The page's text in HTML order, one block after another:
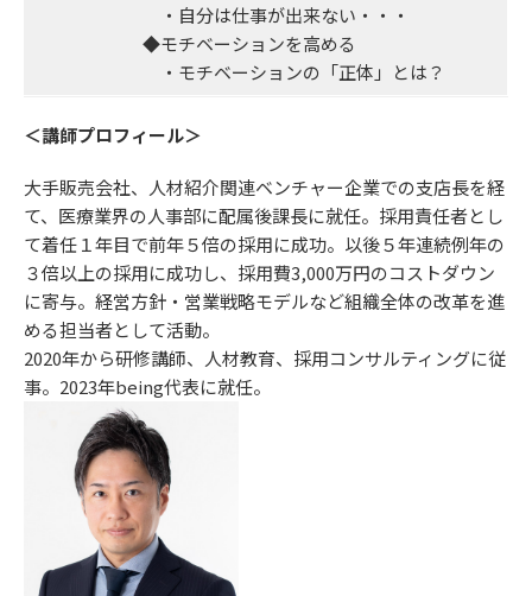
コラム
コンセプト
・自分は仕事が出来ない・・・
◆モチベーションを高める
・モチベーションの「正体」とは？
＜講師プロフィール＞
大手販売会社、人材紹介関連ベンチャー企業での支店長を経
て、医療業界の人事部に配属後課長に就任。採用責任者とし
て着任１年目で前年５倍の採用に成功。以後５年連続例年の
３倍以上の採用に成功し、採用費3,000万円のコストダウン
に寄与。経営方針・営業戦略モデルなど組織全体の改革を進
める担当者として活動。
2020年から研修講師、人材教育、採用コンサルティングに従
事。2023年being代表に就任。